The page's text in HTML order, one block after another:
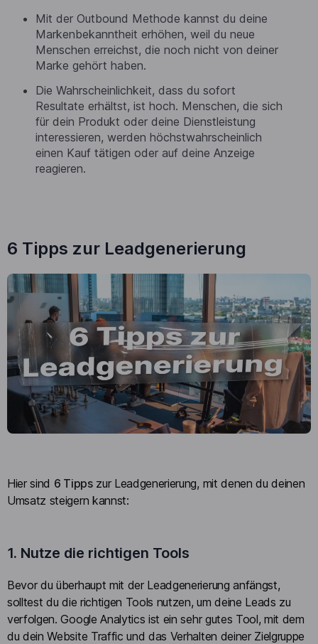
Mit der Outbound Methode kannst du deine
Markenbekanntheit erhöhen, weil du neue
Menschen erreichst, die noch nicht von deiner
Marke gehört haben.
Die Wahrscheinlichkeit, dass du sofort
Resultate erhältst, ist hoch. Menschen, die sich
für dein Produkt oder deine Dienstleistung
interessieren, werden höchstwahrscheinlich
einen Kauf tätigen oder auf deine Anzeige
reagieren.
6 Tipps zur Leadgenerierung
Hier sind 6 Tippszur Leadgenerierung, mit denen du deinen
Umsatz steigern kannst:
1. Nutze die richtigen Tools
Bevor du überhaupt mit der Leadgenerierung anfängst,
solltest du die richtigen Tools nutzen, um deine Leads zu
verfolgen. Google Analytics ist ein sehr gutes Tool, mit dem
du dein Website Traffic und das Verhalten deiner Zielgruppe